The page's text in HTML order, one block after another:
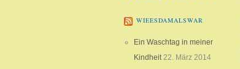
WIEESDAMALSWAR
Ein Waschtag in meiner
Kindheit 22. März 2014